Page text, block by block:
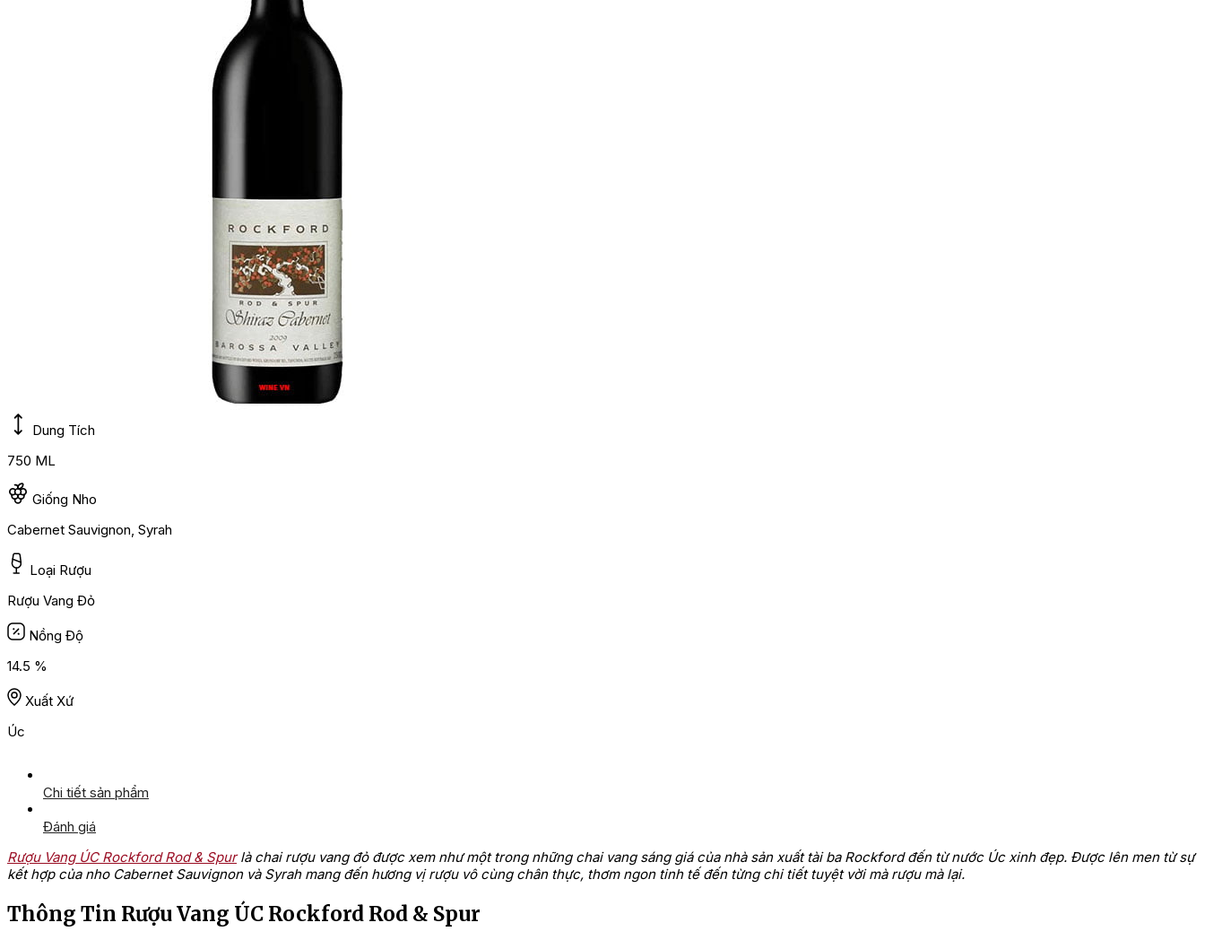
Dung Tích
750 ML
Giống Nho
Cabernet Sauvignon, Syrah
Loại Rượu
Rượu Vang Đỏ
Nồng Độ
14.5 %
Xuất Xứ
Úc
Chi tiết sản phẩm
Đánh giá
Rượu Vang ÚC Rockford Rod & Spurlà chai rượu vang đỏ được xem như một trong những chai vang sáng giá của nhà sản xuất tài ba Rockford đến từ nước Úc xinh đẹp. Được lên men từ sự
kết hợp của nho Cabernet Sauvignon và Syrah mang đến hương vị rượu vô cùng chân thực, thơm ngon tinh tế đến từng chi tiết tuyệt vời mà rượu mà lại.
Thông Tin Rượu Vang ÚC Rockford Rod & Spur